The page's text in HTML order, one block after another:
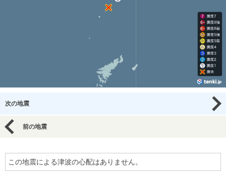
次の地震
前の地震
この地震による津波の心配はありません。